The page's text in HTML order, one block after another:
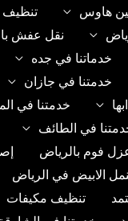
هاوس تنظيف
نقل عفش
خدماتنا في جده
خدمتنا في جازان
خدمتنا في
في الطائف
فوم بالرياض
الابيض في الرياض
تنظيف مكيفات